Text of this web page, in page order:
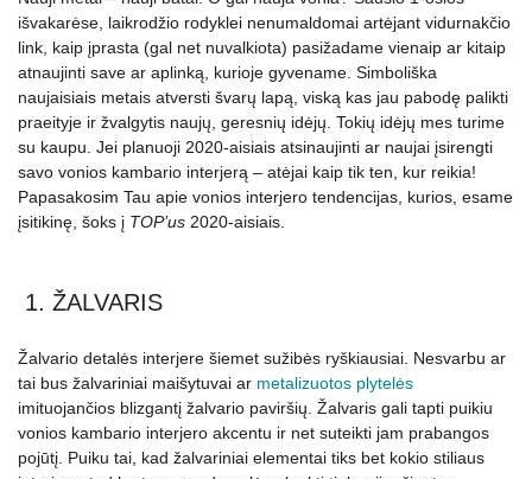
išvakarėse, laikrodžio rodyklei nenumaldomai artėjant vidurnakčio
link, kaip įprasta (gal net nuvalkiota) pasižadame vienaip ar kitaip
atnaujinti save ar aplinką, kurioje gyvename. Simboliška
naujaisiais metais atversti švarų lapą, viską kas jau pabodę palikti
praeityje ir žvalgytis naujų, geresnių idėjų. Tokių idėjų mes turime
su kaupu. Jei planuoji 2020-aisiais atsinaujinti ar naujai įsirengti
savo vonios kambario interjerą – atėjai kaip tik ten, kur reikia!
Papasakosim Tau apie vonios interjero tendencijas, kurios, esame
įsitikinę, šoks į TOP’us 2020-aisiais.
1. ŽALVARIS
Žalvario detalės interjere šiemet sužibės ryškiausiai. Nesvarbu ar
tai bus žalvariniai maišytuvai ar metalizuotos plytelės
imituojančios blizgantį žalvario paviršių. Žalvaris gali tapti puikiu
vonios kambario interjero akcentu ir net suteikti jam prabangos
pojūtį. Puiku tai, kad žalvariniai elementai tiks bet kokio stiliaus